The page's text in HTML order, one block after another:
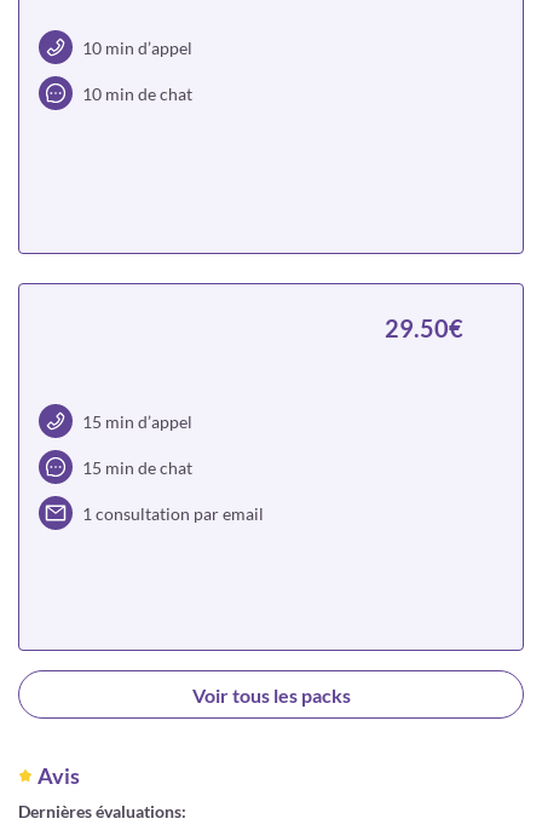
10 min d’appel
10 min de chat
15 min d’appel
15 min de chat
1 consultation par email
29.50€
Choisir
Voir tous les packs
Avis
Dernières évaluations: